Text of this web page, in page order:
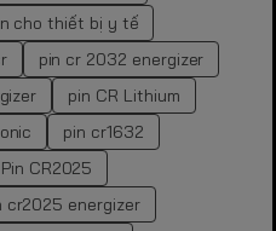
cho thiết bị y tế
pin cr 2032 energizer
pin CR Lithium
pin cr1632
Pin CR2025
cr2025 energizer